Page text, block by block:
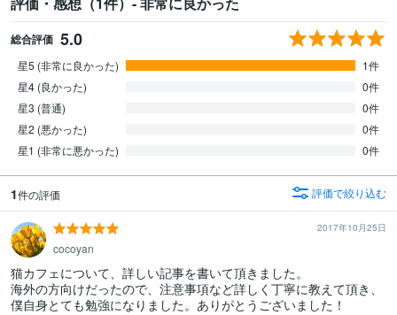
総合評価 5.0
星5 (非常に良かった)
1件
星4 (良かった)
0件
星3 (普通)
0件
星2 (悪かった)
0件
星1 (非常に悪かった)
0件
1件の評価 評価で絞り込む
2017年10月25日
cocoyan
猫カフェについて、詳しい記事を書いて頂きました。
海外の方向けだったので、注意事項など詳しく丁寧に教えて頂き、
僕自身とても勉強になりました。ありがとうございました！